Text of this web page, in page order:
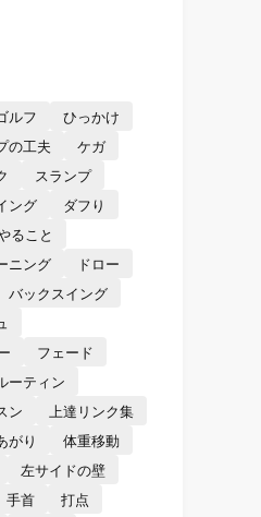
ルフ
ひっかけ
の工夫
ケガ
スランプ
ング
ダフり
ること
ニング
ドロー
バックスイング
フェード
ーティン
ン
上達リンク集
がり
体重移動
左サイドの壁
手首
打点